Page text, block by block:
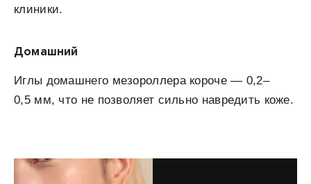
клиники.
Домашний
Иглы домашнего мезороллера короче — 0,2–
0,5 мм, что не позволяет сильно навредить коже.